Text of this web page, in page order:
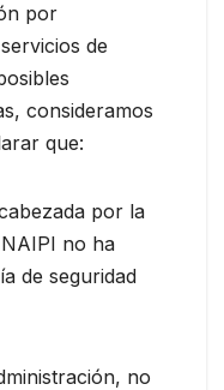
por
de
consideramos
que:
por la
no ha
de seguridad
no